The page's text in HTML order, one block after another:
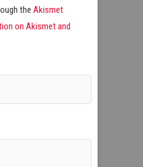
the Akismet
on Akismet and